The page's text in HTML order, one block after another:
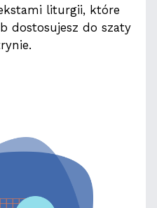
liturgii, które
dostosujesz do szaty